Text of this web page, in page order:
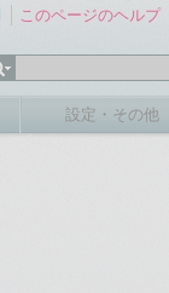
このページのヘルプ
設定・その他